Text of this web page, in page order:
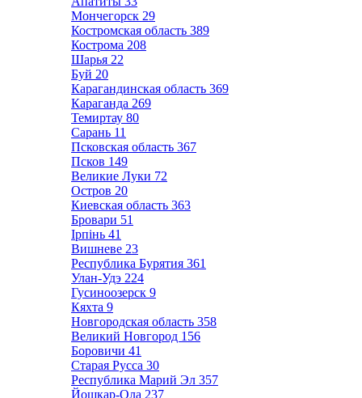
Мончегорск 29
Костромская область 389
Кострома 208
Шарья 22
Буй 20
Карагандинская область 369
Караганда 269
Темиртау 80
Сарань 11
Псковская область 367
Псков 149
Великие Луки 72
Остров 20
Киевская область 363
Бровари 51
Ірпінь 41
Вишневе 23
Республика Бурятия 361
Улан-Удэ 224
Гусиноозерск 9
Кяхта 9
Новгородская область 358
Великий Новгород 156
Боровичи 41
Старая Русса 30
Республика Марий Эл 357
Йошкар-Ола 237